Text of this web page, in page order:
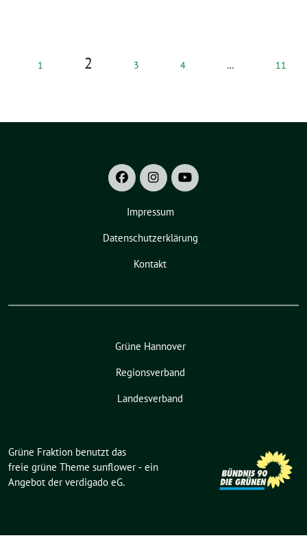
1 2 3 4 … 11
Impressum
Datenschutzerklärung
Kontakt
Grüne Hannover
Regionsverband
Landesverband
Grüne Fraktion benutzt das
freie grüne Theme sunflower ‐ ein
Angebot der verdigado eG.